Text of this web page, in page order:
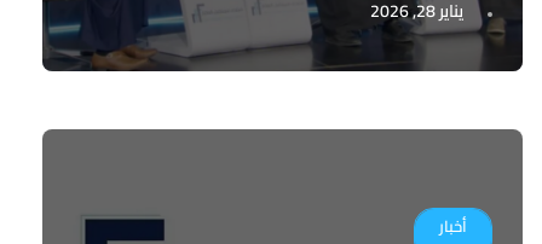
يناير 28, 2026
أخبار